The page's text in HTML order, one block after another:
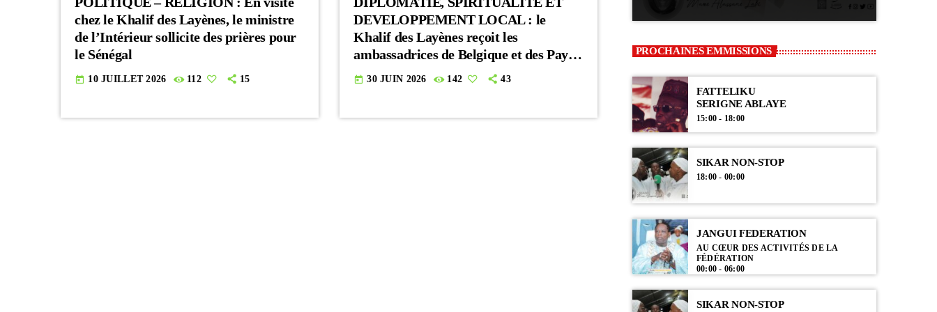
chez le Khalif des Layènes, le ministre
de l’Intérieur sollicite des prières pour
le Sénégal
today 10 JUILLET 2026 112 15
DEVELOPPEMENT LOCAL : le
Khalif des Layènes reçoit les
ambassadrices de Belgique et des Pays-
Bas
today 30 JUIN 2026 142 43
PROCHAINES EMMISSIONS
FATTELIKU
SERIGNE ABLAYE
15:00 - 18:00
SIKAR NON-STOP
18:00 - 00:00
JANGUI FEDERATION
AU CŒUR DES ACTIVITÉS DE LA
FÉDÉRATION
00:00 - 06:00
SIKAR NON-STOP